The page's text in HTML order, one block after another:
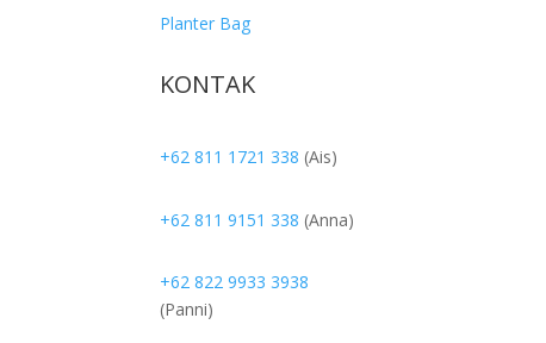
Planter Bag
KONTAK
+62 811 1721 338 (Ais)
+62 811 9151 338 (Anna)
+62 822 9933 3938
(Panni)